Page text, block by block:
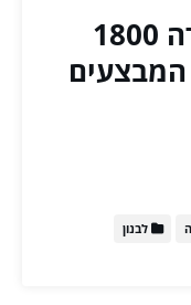
מוגן: חזרתה של יחידה 1800
המבצעים
לבנון